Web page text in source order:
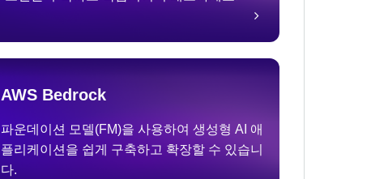
AWS Bedrock
파운데이션 모델(FM)을 사용하여 생성형 AI 애
플리케이션을 쉽게 구축하고 확장할 수 있습니
다.